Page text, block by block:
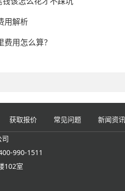
用解析
用怎么算？
获取报价 常见问题 新闻资讯
990-1511
102室